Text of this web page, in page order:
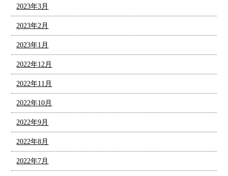
2023年3月
2023年2月
2023年1月
2022年12月
2022年11月
2022年10月
2022年9月
2022年8月
2022年7月